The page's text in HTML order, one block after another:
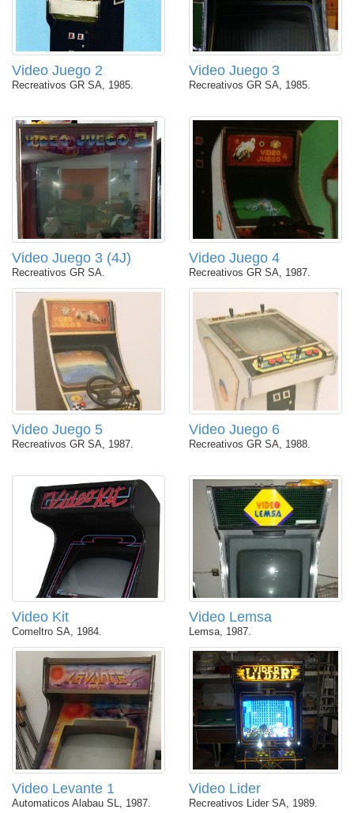
Video Juego 2
Recreativos GR SA, 1985.
Video Juego 3
Recreativos GR SA, 1985.
Video Juego 3 (4J)
Recreativos GR SA.
Video Juego 4
Recreativos GR SA, 1987.
Video Juego 5
Recreativos GR SA, 1987.
Video Juego 6
Recreativos GR SA, 1988.
Video Kit
Comeltro SA, 1984.
Video Lemsa
Lemsa, 1987.
Video Levante 1
Automaticos Alabau SL, 1987.
Video Lider
Recreativos Lider SA, 1989.